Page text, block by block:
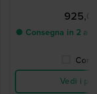
● Consegna in 2 a
Vedi i